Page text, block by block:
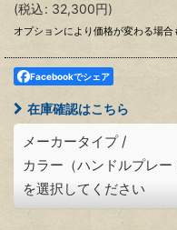
(税込: 32,300円)
オプションにより価格が変わる場合
Facebookでシェア
在庫確認はこちら
メーカータイプ /
カラー（ハンドルプレー
を選択してください